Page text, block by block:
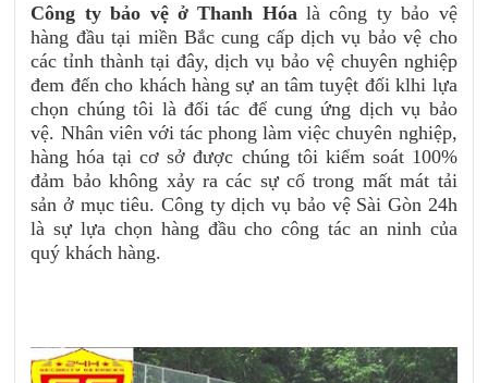
Công ty bảo vệ ở Thanh Hóa là công ty bảo vệ
hàng đầu tại miền Bắc cung cấp dịch vụ bảo vệ cho
các tỉnh thành tại đây, dịch vụ bảo vệ chuyên nghiệp
đem đến cho khách hàng sự an tâm tuyệt đối klhi lựa
chọn chúng tôi là đối tác để cung ứng dịch vụ bảo
vệ. Nhân viên với tác phong làm việc chuyên nghiệp,
hàng hóa tại cơ sở được chúng tôi kiểm soát 100%
đảm bảo không xảy ra các sự cố trong mất mát tải
sản ở mục tiêu. Công ty dịch vụ bảo vệ Sài Gòn 24h
là sự lựa chọn hàng đầu cho công tác an ninh của
quý khách hàng.